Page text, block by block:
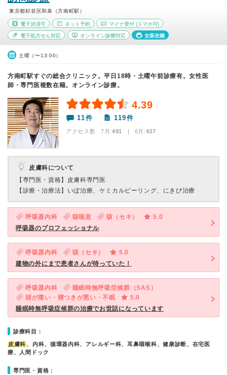
東京都杉並区和泉（方南町駅）
電子決済可 ネット予約 マイナ受付 (スマホ可)
電子処方せん対応 オンライン診療対応 女医在籍
土曜（〜13:00）
方南町駅すぐの総合クリニック。平日18時・土曜午前診療有。女性医
師・専門医複数在籍。オンライン診療。
4.39
11件 119件
アクセス数 7月:491 | 6月:437
皮膚科について
【専門医・資格】 皮膚科専門医
【診療・治療法】 いぼ治療、ケミカルピーリング、にきび治療
呼吸器内科 咳喘息 咳（セキ）
5.0
呼吸器のプロフェッショナル
呼吸器内科 咳（セキ）
5.0
建物の外にまで患者さんが待っていた！
呼吸器内科
睡眠時無呼吸症候群（SAS）
頭が痛い・寝つきが悪い・不眠
5.0
睡眠時無呼吸症候群の治療でお世話になっています
診療科目：
皮膚科 、内科、循環器内科、アレルギー科、耳鼻咽喉科、健康診断、在宅医
療、人間ドック
専門医・資格：